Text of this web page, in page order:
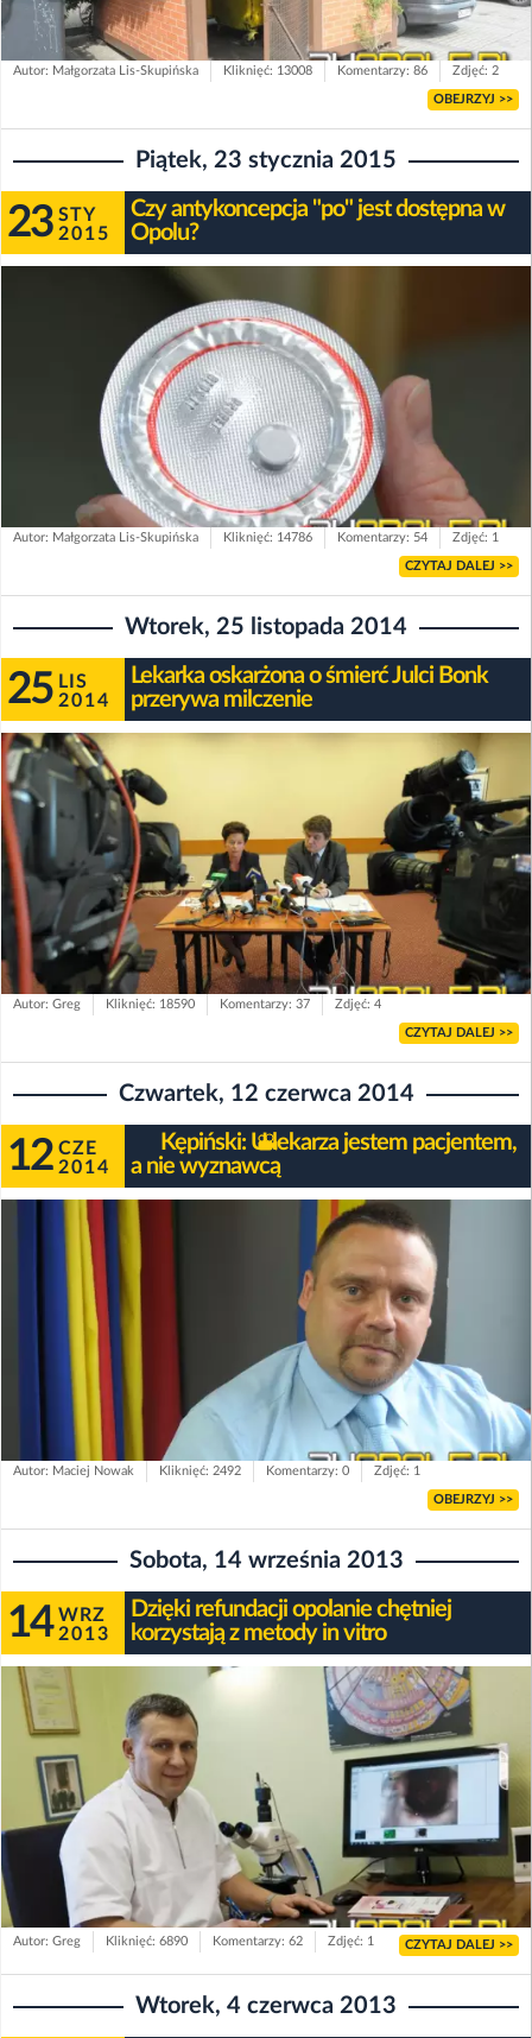
Autor: Małgorzata Lis-Skupińska Kliknięć: 13008 Komentarzy: 86 Zdjęć: 2
OBEJRZYJ >>
Piątek, 23 stycznia 2015
23 STY
2015
Czy antykoncepcja "po" jest dostępna w
Opolu?
Autor: Małgorzata Lis-Skupińska Kliknięć: 14786 Komentarzy: 54 Zdjęć: 1
CZYTAJ DALEJ >>
Wtorek, 25 listopada 2014
25 LIS
2014
Lekarka oskarżona o śmierć Julci Bonk
przerywa milczenie
Autor: Greg Kliknięć: 18590 Komentarzy: 37 Zdjęć: 4
CZYTAJ DALEJ >>
Czwartek, 12 czerwca 2014
12 CZE
2014
Kępiński: U lekarza jestem pacjentem,
a nie wyznawcą
Autor: Maciej Nowak Kliknięć: 2492 Komentarzy: 0 Zdjęć: 1
OBEJRZYJ >>
Sobota, 14 września 2013
14 WRZ
2013
Dzięki refundacji opolanie chętniej
korzystają z metody in vitro
Autor: Greg Kliknięć: 6890 Komentarzy: 62 Zdjęć: 1 CZYTAJ DALEJ >>
Wtorek, 4 czerwca 2013